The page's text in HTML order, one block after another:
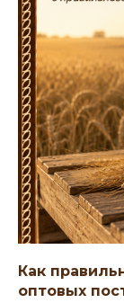
Как
оптовых